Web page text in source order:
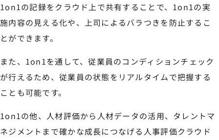
1on1の記録をクラウド上で共有することで、1on1の実
施内容の見える化や、上司によるバラつきを防止するこ
とができます。
また、1on1を通して、従業員のコンディションチェック
が行えるため、従業員の状態をリアルタイムで把握する
ことも可能です。
1on1の他、人材評価から人材データの活用、タレントマ
ネジメントまで確かな成長につなげる人事評価クラウド